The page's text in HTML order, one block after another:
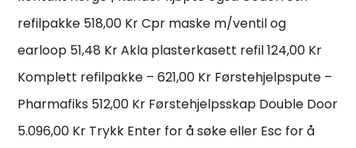
refilpakke 518,00 Kr Cpr maske m/ventil og
earloop 51,48 Kr Akla plasterkasett refil 124,00 Kr
Komplett refilpakke – 621,00 Kr Førstehjelpspute –
Pharmafiks 512,00 Kr Førstehjelpsskap Double Door
5.096,00 Kr Trykk Enter for å søke eller Esc for å